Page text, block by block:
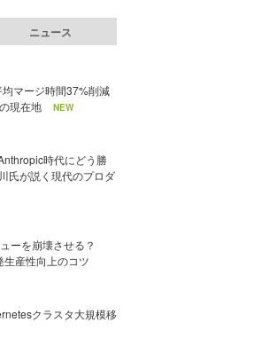
ニュース
マージ時間37%削減
現在地
NEW
時代にどう勝
氏が説く現代のプロダ
ーを崩壊させる？
産性向上のコツ
クラスタ大規模移